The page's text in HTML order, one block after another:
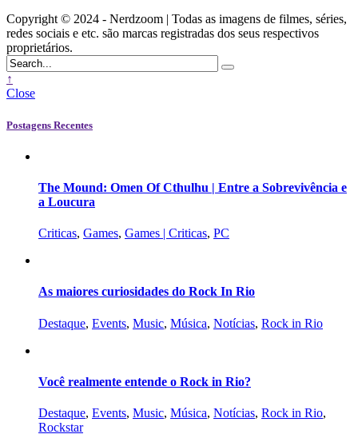
Copyright © 2024 - Nerdzoom | Todas as imagens de filmes, séries,
redes sociais e etc. são marcas registradas dos seus respectivos
proprietários.
↑
Close
Postagens Recentes
The Mound: Omen Of Cthulhu | Entre a Sobrevivência e
a Loucura
Criticas, Games, Games | Criticas, PC
As maiores curiosidades do Rock In Rio
Destaque, Events, Music, Música, Notícias, Rock in Rio
Você realmente entende o Rock in Rio?
Destaque, Events, Music, Música, Notícias, Rock in Rio,
Rockstar